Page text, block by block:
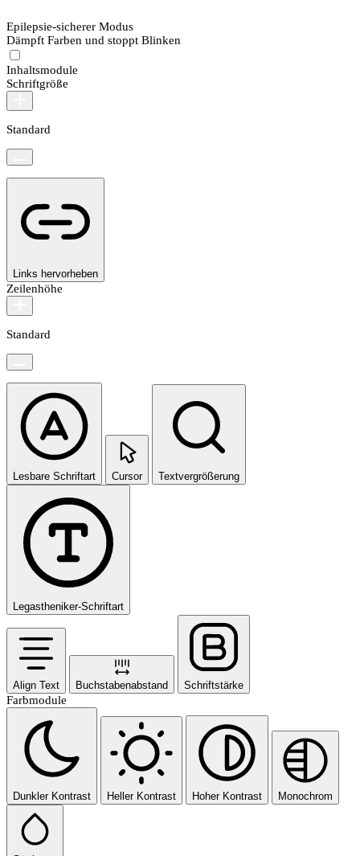
Epilepsie-sicherer Modus
Dämpft Farben und stoppt Blinken
Inhaltsmodule
Schriftgröße
Standard
Links hervorheben
Zeilenhöhe
Standard
Lesbare Schriftart Cursor Textvergrößerung
Legastheniker-Schriftart
Align Text Buchstabenabstand Schriftstärke
Farbmodule
Dunkler Kontrast Heller Kontrast Hoher Kontrast Monochrom